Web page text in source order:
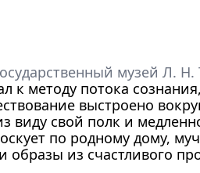
музей Л. Н.
к методу потока
выстроено
виду свой полк и
по родному дому,
из счастливого